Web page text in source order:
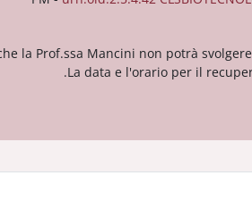
la Prof.ssa Mancini non potrà
La data e l'orario per il